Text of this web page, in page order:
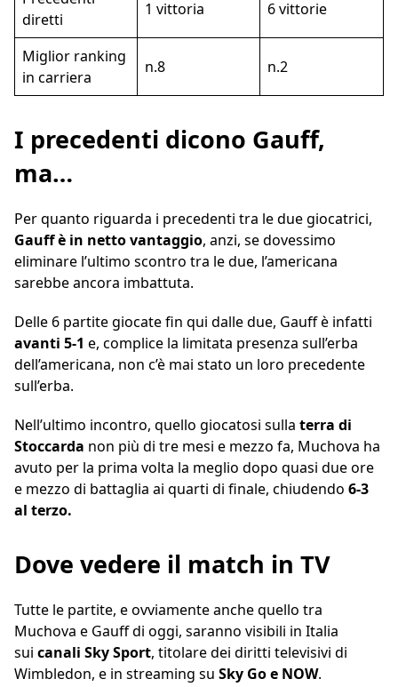
diretti
1 vittoria 6 vittorie
Miglior ranking
in carriera
n.8 n.2
I precedenti dicono Gauff,
ma…
Per quanto riguarda i precedenti tra le due giocatrici,
Gauff è in netto vantaggio, anzi, se dovessimo
eliminare l’ultimo scontro tra le due, l’americana
sarebbe ancora imbattuta.
Delle 6 partite giocate fin qui dalle due, Gauff è infatti
avanti 5-1 e, complice la limitata presenza sull’erba
dell’americana, non c’è mai stato un loro precedente
sull’erba.
Nell’ultimo incontro, quello giocatosi sulla terra di
Stoccarda non più di tre mesi e mezzo fa, Muchova ha
avuto per la prima volta la meglio dopo quasi due ore
e mezzo di battaglia ai quarti di finale, chiudendo 6-3
al terzo.
Dove vedere il match in TV
Tutte le partite, e ovviamente anche quello tra
Muchova e Gauff di oggi, saranno visibili in Italia
sui canali Sky Sport, titolare dei diritti televisivi di
Wimbledon, e in streaming su Sky Go e NOW.